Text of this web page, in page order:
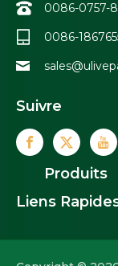
0086-0757-
0086-
Suivre
Produits
Liens